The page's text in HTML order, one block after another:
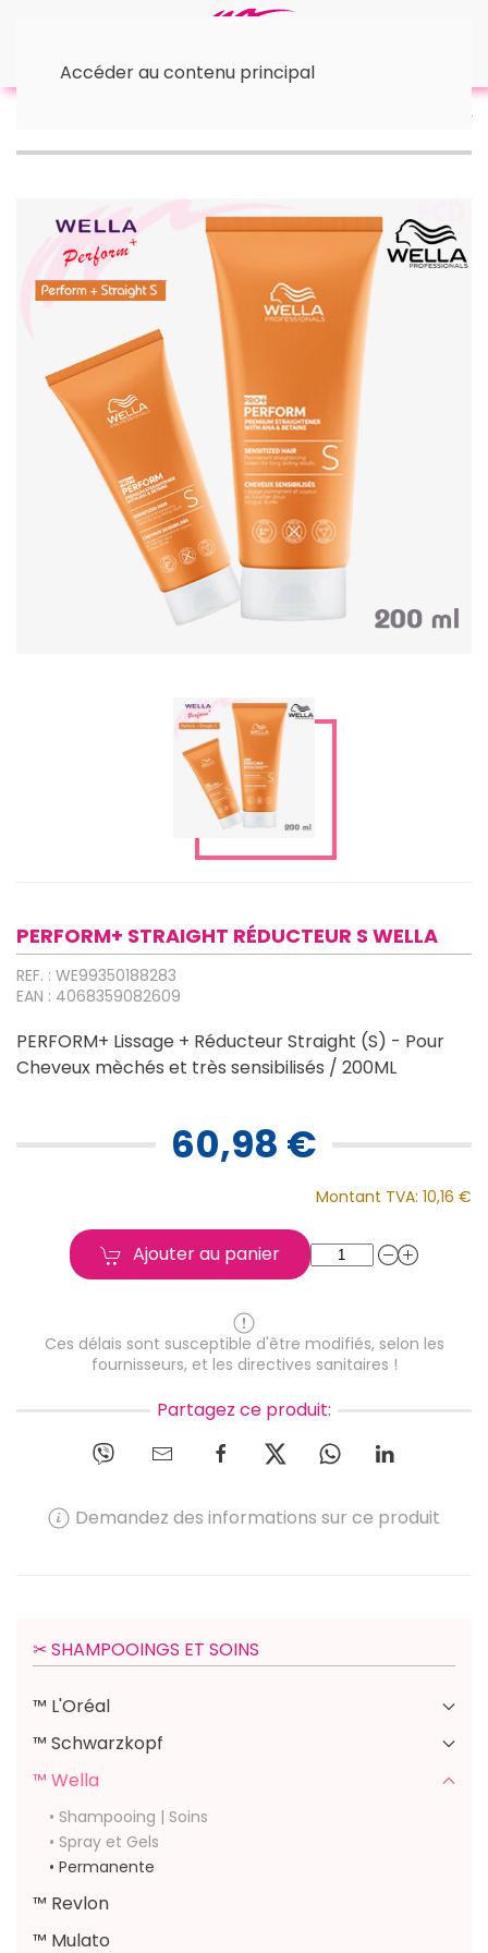
Accéder au contenu principal
PERFORM+ STRAIGHT RÉDUCTEUR S WELLA
REF. : WE99350188283
EAN : 4068359082609
PERFORM+ Lissage + Réducteur Straight (S) - Pour
Cheveux mèchés et très sensibilisés / 200ML
60,98 €
Montant TVA: 10,16 €
Ajouter au panier
Ces délais sont susceptible d'être modifiés, selon les
fournisseurs, et les directives sanitaires !
Partagez ce produit:
Demandez des informations sur ce produit
✂︎ SHAMPOOINGS ET SOINS
™ L'Oréal
™ Schwarzkopf
™ Wella
• Shampooing | Soins
• Spray et Gels
• Permanente
™ Revlon
™ Mulato